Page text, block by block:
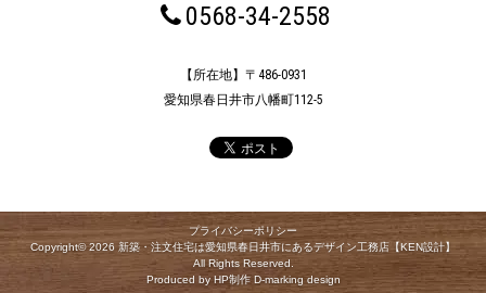
0568-34-2558
【所在地】〒486-0931
愛知県春日井市八幡町112-5
プライバシーポリシー
Copyright© 2026 新築・注文住宅は愛知県春日井市にあるデザイン工務店【KEN設計】
All Rights Reserved.
Produced by HP制作 D-marking design